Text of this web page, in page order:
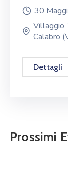
30
Villaggio
Calabro
Dettagli
Prossimi